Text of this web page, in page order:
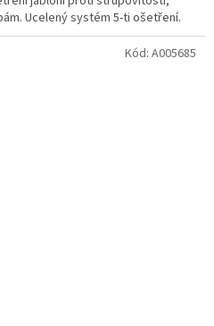
Ucelený systém 5-ti ošetření.
Kód: A005685